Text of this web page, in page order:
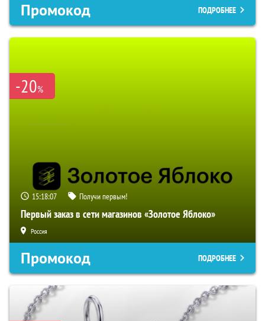
Промокод ПОДРОБНЕЕ
-20%
15:18:06 Получи первым!
Первый заказ в сети магазинов «Золотое Яблоко»
Россия
Промокод ПОДРОБНЕЕ